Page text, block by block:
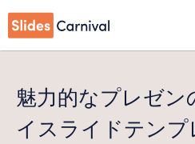
魅力的なプレゼン
イスライドテンプ